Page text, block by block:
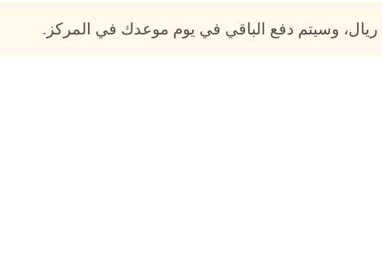
ريال، وسيتم دفع الباقي في يوم موعدك في المركز.